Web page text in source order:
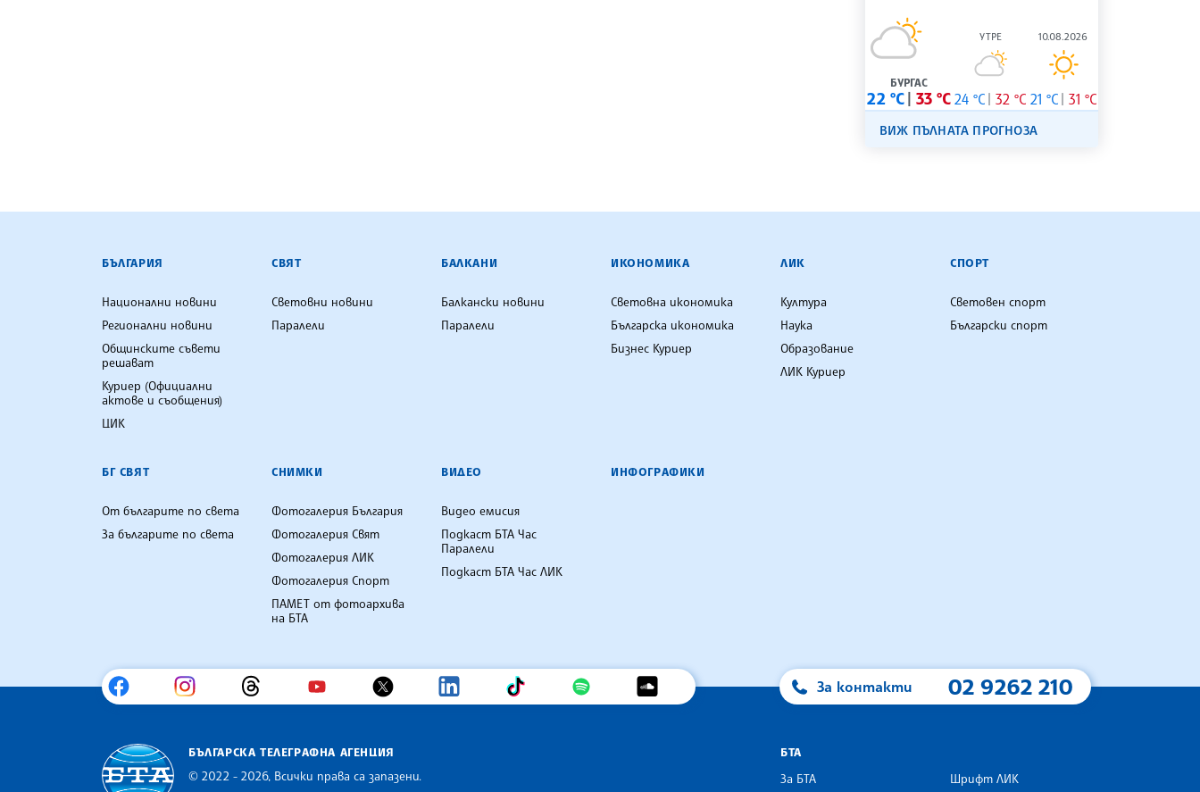
БУРГАС
22 °C 33 °C
УТРЕ
24 °C 32 °C
10.08.2026
21 °C 31 °C
ВИЖ ПЪЛНАТА ПРОГНОЗА
БЪЛГАРСКА ТЕЛЕГРАФНА АГЕНЦИЯ
БЪЛГАРИЯ
Национални новини
Регионални новини
Общинските съвети
решават
Куриер (Официални
актове и съобщения)
ЦИК
СВЯТ
Световни новини
Паралели
БАЛКАНИ
Балкански новини
Паралели
ИКОНОМИКА
Световна икономика
Българска икономика
Бизнес Куриер
ЛИК
Култура
Наука
Образование
ЛИК Куриер
СПОРТ
Световен спорт
Български спорт
БГ СВЯТ
От българите по света
За българите по света
СНИМКИ
Фотогалерия България
Фотогалерия Свят
Фотогалерия ЛИК
Фотогалерия Спорт
ПАМЕТ от фотоархива
на БТА
ВИДЕО
Видео емисия
Подкаст БТА Час
Паралели
Подкаст БТА Час ЛИК
ИНФОГРАФИКИ
За контакти 02 9262 210
БЪЛГАРСКА ТЕЛЕГРАФНА АГЕНЦИЯ
© 2022 - 2026, Всички права са запазени.
БТА
За БТА
Шрифт ЛИК